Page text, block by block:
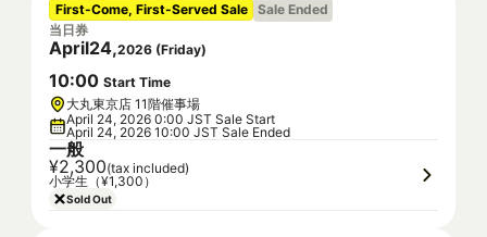
First-Come, First-Served Sale Sale Ended
当日券
April24,2026 (Friday)
10:00 Start Time
大丸東京店 11階催事場
April 24, 2026 0:00 JST Sale Start
April 24, 2026 10:00 JST Sale Ended
一般
¥2,300(tax included)
小学生（¥1,300）
Sold Out